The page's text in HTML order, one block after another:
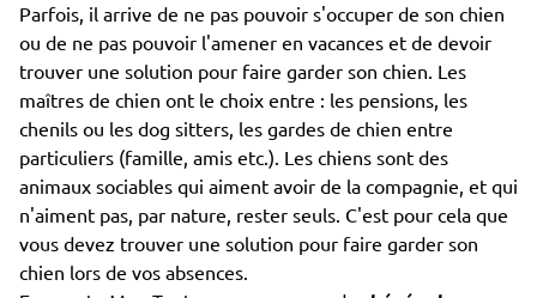
Parfois, il arrive de ne pas pouvoir s'occuper de son chien
ou de ne pas pouvoir l'amener en vacances et de devoir
trouver une solution pour faire garder son chien. Les
maîtres de chien ont le choix entre : les pensions, les
chenils ou les dog sitters, les gardes de chien entre
particuliers (famille, amis etc.). Les chiens sont des
animaux sociables qui aiment avoir de la compagnie, et qui
n'aiment pas, par nature, rester seuls. C'est pour cela que
vous devez trouver une solution pour faire garder son
chien lors de vos absences.